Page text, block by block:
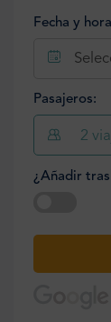
Fecha y
Pasajeros:
2
¿Añadir